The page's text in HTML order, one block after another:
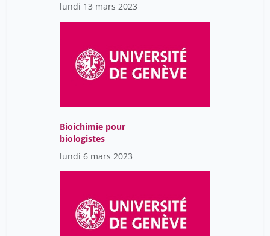
lundi 13 mars 2023
Bioichimie pour
biologistes
lundi 6 mars 2023